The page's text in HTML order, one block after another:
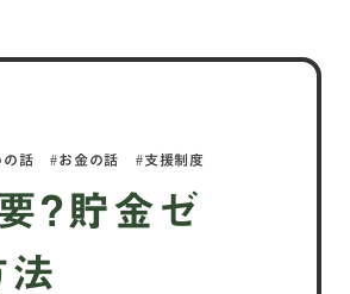
の話 お金の話 支援制度
？貯金ゼ
法